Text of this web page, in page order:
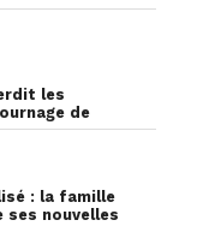
les
de
: la famille
ses nouvelles